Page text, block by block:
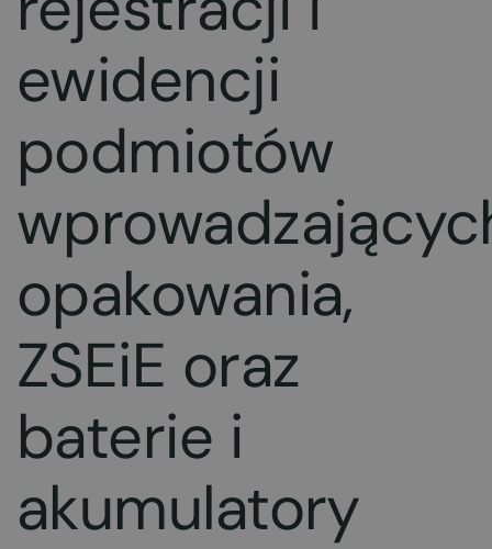
ewidencji
podmiotów
opakowania,
ZSEiE oraz
baterie i
akumulatory